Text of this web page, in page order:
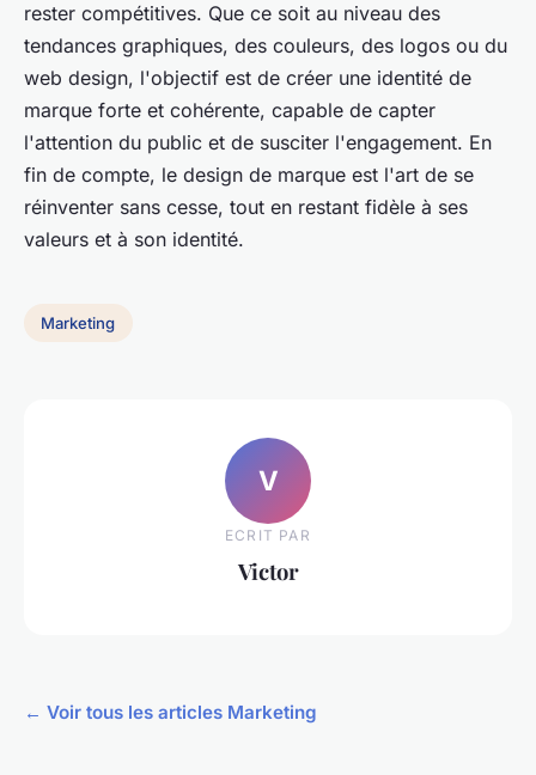
rester compétitives. Que ce soit au niveau des
tendances graphiques, des couleurs, des logos ou du
web design, l'objectif est de créer une identité de
marque forte et cohérente, capable de capter
l'attention du public et de susciter l'engagement. En
fin de compte, le design de marque est l'art de se
réinventer sans cesse, tout en restant fidèle à ses
valeurs et à son identité.
Marketing
V
ECRIT PAR
Victor
← Voir tous les articles Marketing